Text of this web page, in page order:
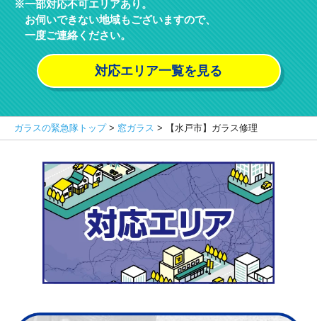
一部対応不可エリアあり。
お伺いできない地域もございますので、
一度ご連絡ください。
対応エリア一覧を見る
ガラスの緊急隊トップ> 窓ガラス > 【水戸市】ガラス修理